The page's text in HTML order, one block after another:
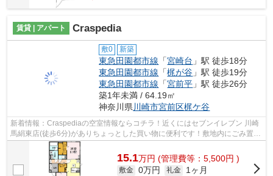
賃貸 | アパート Craspedia
敷0 新築
東急田園都市線 「宮崎台 」駅 徒歩18分
東急田園都市線 「梶が谷 」駅 徒歩19分
東急田園都市線 「宮前平 」駅 徒歩26分
築1年未満 / 64.19㎡
神奈川県 川崎市宮前区梶ケ谷
新着情報：Craspediaの空室情報ならコチラ！近くにはセブンイレブン 川崎
馬絹東店(徒歩6分)がありちょっとした買い物に便利です！敷地内にごみ置き
場がある物件です！外観タイル張りの...
15.1万円 (管理費等：5,500円 )
敷金 0万円 礼金
1ヶ月